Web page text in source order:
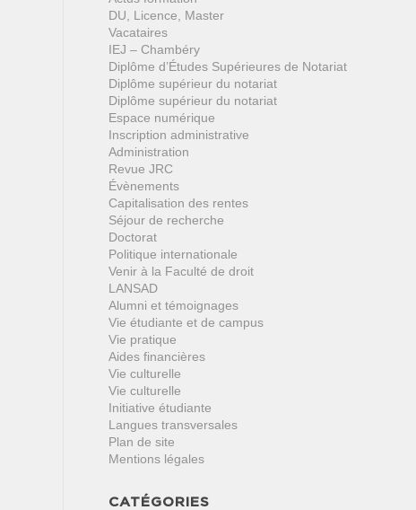
DU, Licence, Master
Vacataires
IEJ – Chambéry
Diplôme d’Études Supérieures de Notariat
Diplôme supérieur du notariat
Diplôme supérieur du notariat
Espace numérique
Inscription administrative
Administration
Revue JRC
Évènements
Capitalisation des rentes
Séjour de recherche
Doctorat
Politique internationale
Venir à la Faculté de droit
LANSAD
Alumni et témoignages
Vie étudiante et de campus
Vie pratique
Aides financières
Vie culturelle
Vie culturelle
Initiative étudiante
Langues transversales
Plan de site
Mentions légales
CATÉGORIES